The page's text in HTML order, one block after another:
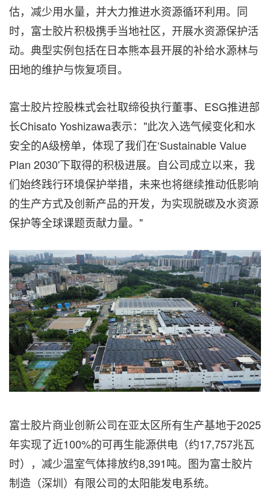
估，减少用水量，并大力推进水资源循环利用。同
时，富士胶片积极携手当地社区，开展水资源保护活
动。典型实例包括在日本熊本县开展的补给水源林与
田地的维护与恢复项目。
富士胶片控股株式会社取缔役执行董事、ESG推进部
长Chisato Yoshizawa表示："此次入选气候变化和水
安全的A级榜单，体现了我们在‘Sustainable Value
Plan 2030'下取得的积极进展。自公司成立以来，我
们始终践行环境保护举措，未来也将继续推动低影响
的生产方式及创新产品的开发，为实现脱碳及水资源
保护等全球课题贡献力量。"
富士胶片商业创新公司在亚太区所有生产基地于2025
年实现了近100%的可再生能源供电（约17,757兆瓦
时），减少温室气体排放约8,391吨。图为富士胶片
制造（深圳）有限公司的太阳能发电系统。